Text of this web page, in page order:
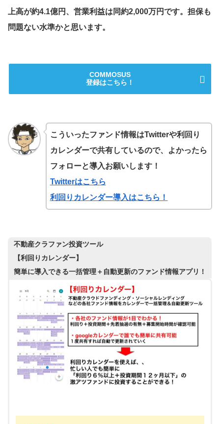
上高が約4.1億円、営業利益は同約2,000万円です。担保も
問題ない水準かと思います。
COMMOSUS
登録はこちら！
こういったファンド情報はTwitterや利回り
カレンダーで共有しているので、よかったら
フォローと導入お願いします！
Twitterはこちら
利回りカレンダー導入はこちら！
不動産クラファン投資ツール
【利回りカレンダー】
簡単に導入できる一括管理＋自動更新のファンド情報アプリ！